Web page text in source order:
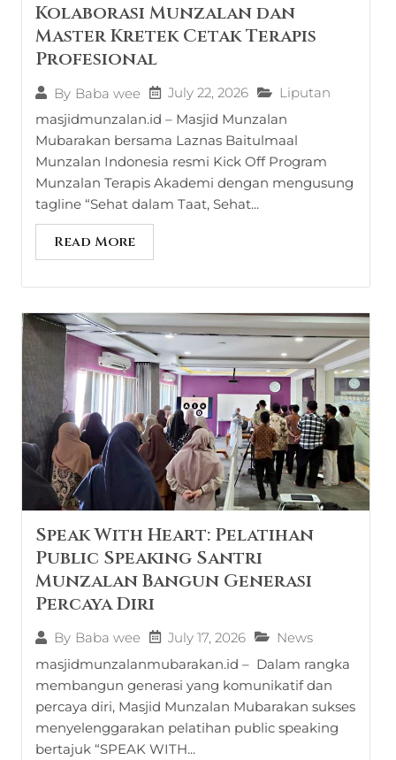
Kolaborasi Munzalan dan
Master Kretek Cetak Terapis
Profesional
By Baba wee July 22, 2026
Liputan
masjidmunzalan.id – Masjid Munzalan
Mubarakan bersama Laznas Baitulmaal
Munzalan Indonesia resmi Kick Off Program
Munzalan Terapis Akademi dengan mengusung
tagline “Sehat dalam Taat, Sehat...
Read More
Speak With Heart: Pelatihan
Public Speaking Santri
Munzalan Bangun Generasi
Percaya Diri
By Baba wee July 17, 2026
News
masjidmunzalanmubarakan.id – Dalam rangka
membangun generasi yang komunikatif dan
percaya diri, Masjid Munzalan Mubarakan sukses
menyelenggarakan pelatihan public speaking
bertajuk “SPEAK WITH...